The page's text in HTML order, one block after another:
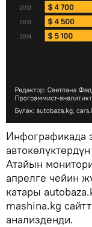
Инфографикада
Атайын
апрелге чейин
катары
mashina.kg
анализденди.